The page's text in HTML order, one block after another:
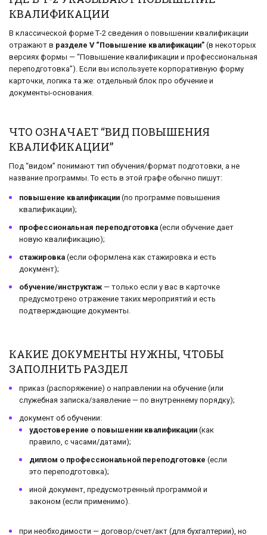
КВАЛИФИКАЦИИ
В классической форме Т-2 сведения о повышении квалификации
отражают в разделе V “Повышение квалификации” (в некоторых
версиях формы — “Повышение квалификации и профессиональная
переподготовка”). Если вы используете корпоративную форму
карточки, логика та же: отдельный блок про обучение и
документы-основания.
ЧТО ОЗНАЧАЕТ “ВИД ПОВЫШЕНИЯ
КВАЛИФИКАЦИИ”
Под “видом” понимают тип обучения/формат подготовки, а не
название программы. То есть в этой графе обычно пишут:
повышение квалификации (по программе повышения
квалификации);
профессиональная переподготовка (если обучение дает
новую квалификацию);
стажировка (если оформлена как стажировка и есть
документ);
обучение/инструктаж — только если у вас в карточке
предусмотрено отражение таких мероприятий и есть
подтверждающие документы.
КАКИЕ ДОКУМЕНТЫ НУЖНЫ, ЧТОБЫ
ЗАПОЛНИТЬ РАЗДЕЛ
приказ (распоряжение) о направлении на обучение (или
служебная записка/заявление — по внутреннему порядку);
документ об обучении:
удостоверение о повышении квалификации (как
правило, с часами/датами);
диплом о профессиональной переподготовке (если
это переподготовка);
иной документ, предусмотренный программой и
законом (если применимо).
при необходимости — договор/счет/акт (для бухгалтерии), но